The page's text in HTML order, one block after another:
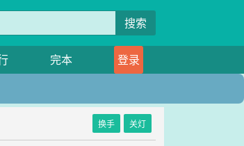
搜索
完本
登录
换手 关灯